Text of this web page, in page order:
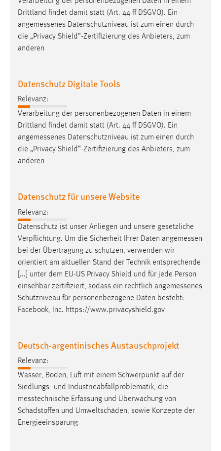
Drittland findet damit statt (Art. 44 ff DSGVO). Ein
angemessenes Datenschutzniveau ist zum einen durch
die „Privacy Shield“-Zertifizierung des Anbieters, zum
anderen
Datenschutz Digitale Tools
Relevanz:
Verarbeitung der personenbezogenen Daten in einem
Drittland findet damit statt (Art. 44 ff DSGVO). Ein
angemessenes Datenschutzniveau ist zum einen durch
die „Privacy Shield“-Zertifizierung des Anbieters, zum
anderen
Datenschutz für unsere Website
Relevanz:
Datenschutz ist unser Anliegen und unsere gesetzliche
Verpflichtung. Um die Sicherheit Ihrer Daten angemessen
bei der Übertragung zu schützen, verwenden wir
orientiert am aktuellen Stand der Technik entsprechende
[...] unter dem EU-US Privacy Shield und für jede Person
einsehbar zertifiziert, sodass ein rechtlich angemessenes
Schutzniveau für personenbezogene Daten besteht:
Facebook, Inc. https://www.privacyshield.gov
Deutsch-argentinisches Austauschprojekt
Relevanz:
Wasser, Boden, Luft mit einem Schwerpunkt auf der
Siedlungs- und Industrieabfallproblematik, die
messtechnische Erfassung und Überwachung von
Schadstoffen und Umweltschäden, sowie Konzepte der
Energieeinsparung